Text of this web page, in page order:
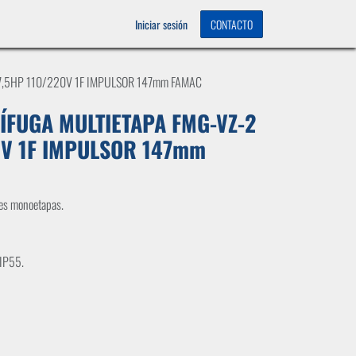
Iniciar sesión CONTACTO
110/220V 1F IMPULSOR 147mm FAMAC
MULTIETAPA FMG-VZ-2
1F IMPULSOR 147mm
monoetapas.